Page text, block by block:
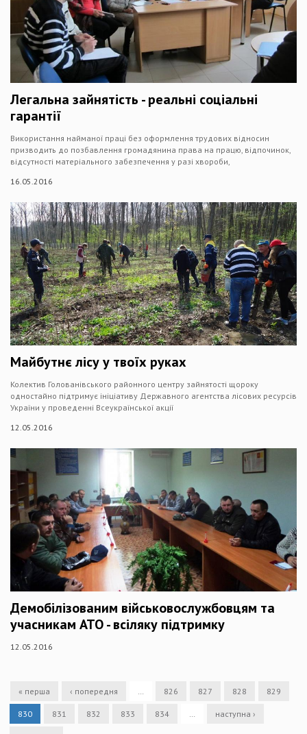
Легальна зайнятість - реальні соціальні
гарантії
Використання найманої праці без оформлення трудових відносин
призводить до позбавлення громадянина права на працю, відпочинок,
відсутності матеріального забезпечення у разі хвороби,
16.05.2016
Майбутнє лісу у твоїх руках
Колектив Голованівського районного центру зайнятості щороку
одностайно підтримує ініціативу Державного агентства лісових ресурсів
України у проведенні Всеукраїнської акції
12.05.2016
Демобілізованим військовослужбовцям та
учасникам АТО - всіляку підтримку
12.05.2016
« перша ‹ попередня 826 827 828 829
830 831 832 833 834 наступна ›